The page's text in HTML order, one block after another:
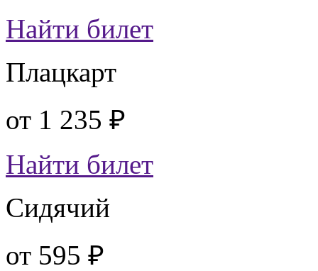
Найти билет
Плацкарт
от 1 235 ₽
Найти билет
Сидячий
от 595 ₽